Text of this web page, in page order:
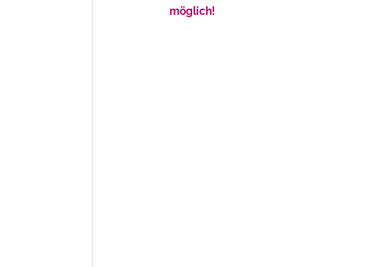
möglich!